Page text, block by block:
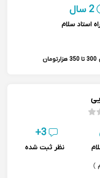
2 سال
استاد سلام
300 تا 350 هزارتومان
3+
نظر ثبت شده
)